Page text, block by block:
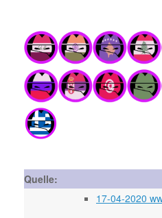
Quelle:
17-04-2020